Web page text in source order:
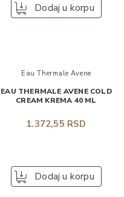
Dodaj u korpu
Eau Thermale Avene
EAU THERMALE AVENE COLD
CREAM KREMA 40 ML
1.372,55 RSD
Dodaj u korpu